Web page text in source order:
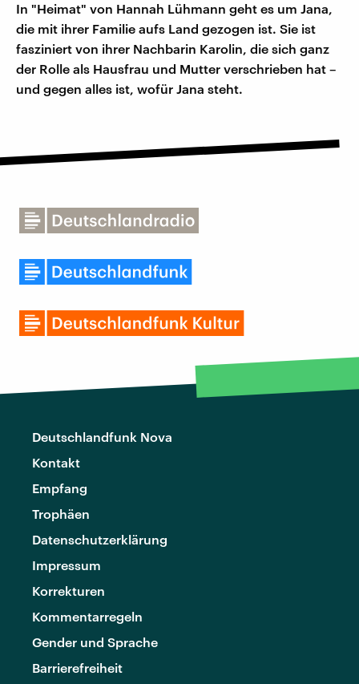
In "Heimat" von Hannah Lühmann geht es um Jana,
die mit ihrer Familie aufs Land gezogen ist. Sie ist
fasziniert von ihrer Nachbarin Karolin, die sich ganz
der Rolle als Hausfrau und Mutter verschrieben hat –
und gegen alles ist, wofür Jana steht.
Deutschlandfunk Nova
Kontakt
Empfang
Trophäen
Datenschutzerklärung
Impressum
Korrekturen
Kommentarregeln
Gender und Sprache
Barrierefreiheit